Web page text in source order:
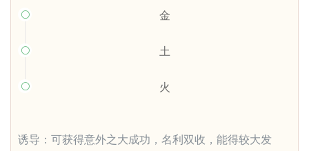
 金
 土
 火
诱导：可获得意外之大成功，名利双收，能得较大发